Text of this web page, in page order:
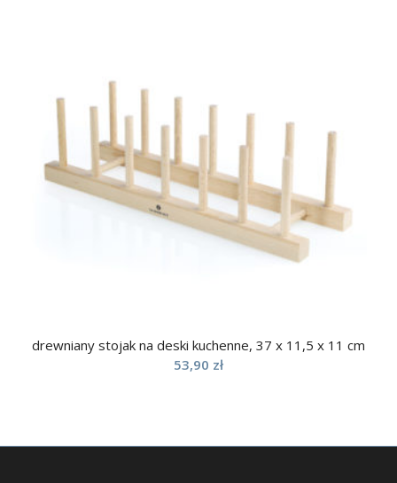
drewniany stojak na deski kuchenne, 37 x 11,5 x 11 cm
53,90 zł